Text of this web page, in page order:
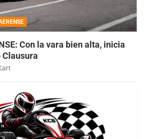
Con la vara bien alta, inicia
Clausura